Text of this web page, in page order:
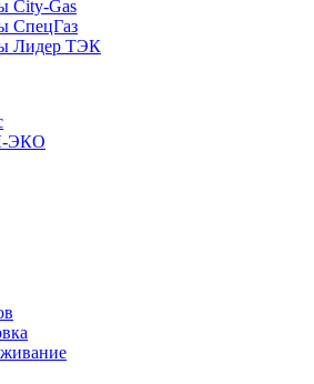
City-Gas
СпецГаз
Лидер ТЭК
ЭКО